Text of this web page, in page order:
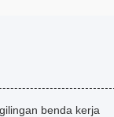
benda kerja